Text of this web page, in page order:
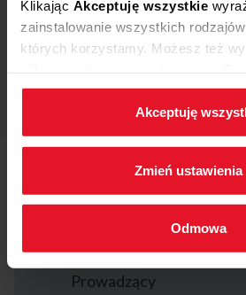
Klikając Akceptuję wszystkie
zainstalowanie wszystkich
których korzystamy. Możesz też
klikającZmień ustawienia.
W każdej chwili możesz zmienić
Akceptuję
Zmień ustawienia
Odmowa
Giorgi
Prowadzący